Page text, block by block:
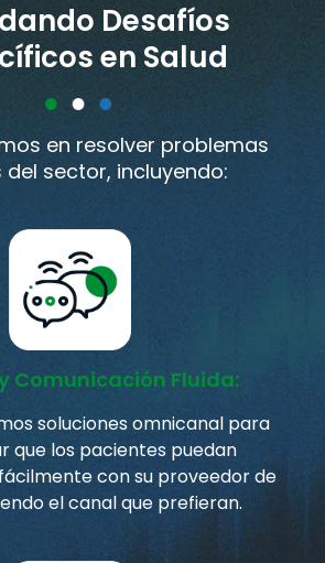
Desafíos
en Salud
en resolver problemas
sector, incluyendo:
Comunicación Fluida:
soluciones omnicanal para
que los pacientes puedan
con su proveedor de
el canal que prefieran.